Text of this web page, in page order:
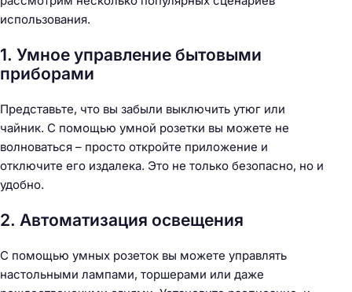
использования.
1. Умное управление бытовыми
приборами
Представьте, что вы забыли выключить утюг или
чайник. С помощью умной розетки вы можете не
волноваться – просто откройте приложение и
отключите его издалека. Это не только безопасно, но и
удобно.
2. Автоматизация освещения
С помощью умных розеток вы можете управлять
настольными лампами, торшерами или даже